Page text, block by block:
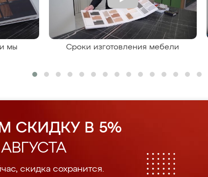
мы
Сроки изготовления мебели
СКИДКУ В 5%
скидка сохранится.